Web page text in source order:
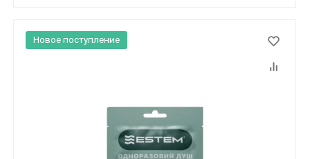
Новое поступление